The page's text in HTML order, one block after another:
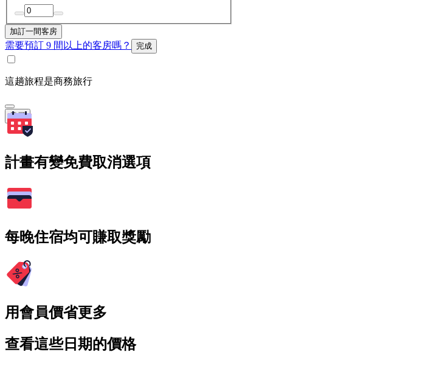
加訂一間客房
需要預訂 9 間以上的客房嗎？ 完成
這趟旅程是商務旅行
搜尋
計畫有變免費取消選項
每晚住宿均可賺取獎勵
用會員價省更多
查看這些日期的價格